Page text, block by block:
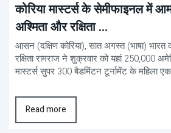
कोरिया मास्टर्स के सेमीफाइनल में
अश्मिता और रक्षिता ...
आसन (दक्षिण कोरिया), सात अगस्त (भाषा) भारत
रक्षिता रामराज ने शुक्रवार को यहां 250,000
मास्टर्स सुपर 300 बैडमिंटन टूर्नामेंट के महिला
Read more